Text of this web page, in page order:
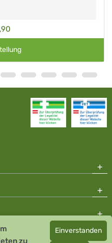
Apotheke - GDP zertifiziert
zu
Einverstanden